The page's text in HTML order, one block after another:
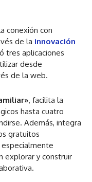
conexión con
de la innovación
tres aplicaciones
desde
de la web.
, facilita la
hasta cuatro
Además, integra
gratuitos
especialmente
explorar y construir